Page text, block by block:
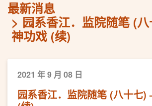
最新消息
园系香江．监院随笔 (
神功戏 (续)
2021 年 9 月 08 日
园系香江．监院随笔 (八十